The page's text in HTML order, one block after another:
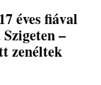
éves fiával
–
zenéltek